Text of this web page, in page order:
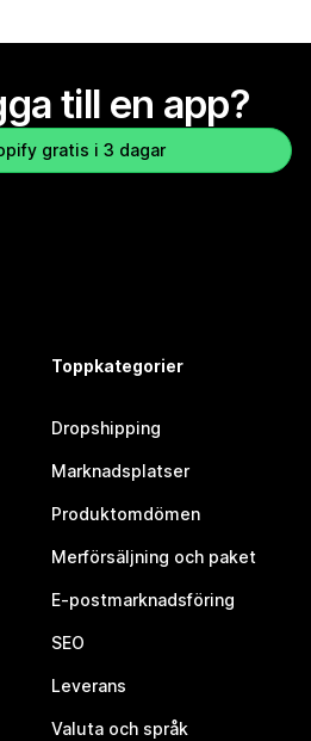
till en app?
gratis i 3 dagar
Toppkategorier
Dropshipping
Marknadsplatser
Produktomdömen
Merförsäljning och paket
E-postmarknadsföring
SEO
Leverans
Valuta och språk